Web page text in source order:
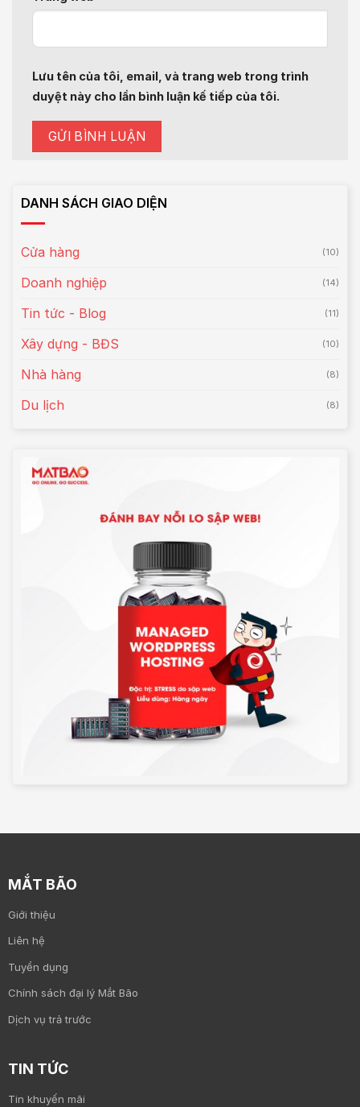
Lưu tên của tôi, email, và trang web trong trình
duyệt này cho lần bình luận kế tiếp của tôi.
DANH SÁCH GIAO DIỆN
Cửa hàng (10)
Doanh nghiệp (14)
Tin tức - Blog (11)
Xây dựng - BĐS (10)
Nhà hàng (8)
Du lịch (8)
MẮT BÃO
Giới thiệu
Liên hệ
Tuyển dụng
Chính sách đại lý Mắt Bão
Dịch vụ trả trước
TIN TỨC
Tin khuyến mãi